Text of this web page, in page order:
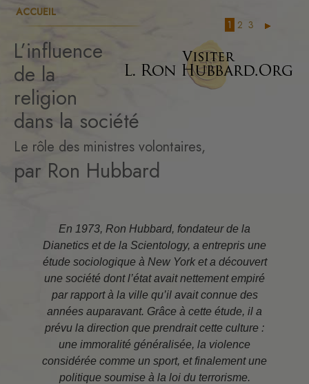
ACCUEIL
1 2 3
L’influence
de la
religion
dans la société
Le rôle des ministres volontaires,
par Ron Hubbard
En 1973, Ron Hubbard, fondateur de la
Dianetics et de la Scientology, a entrepris une
étude sociologique à New York et a découvert
une société dont l’état avait nettement empiré
par rapport à la ville qu’il avait connue des
années auparavant. Grâce à cette étude, il a
prévu la direction que prendrait cette culture :
une immoralité généralisée, la violence
considérée comme un sport, et finalement une
politique soumise à la loi du terrorisme.